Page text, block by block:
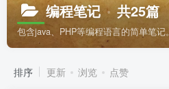
编程笔记 共25篇
包含java、PHP等编程语言的简单笔记。
排序 更新 浏览 点赞